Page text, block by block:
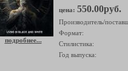
подробнее...
цена: 550.00руб.
Производитель/
Формат:
Стилистика:
Год выпуска: